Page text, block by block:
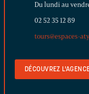
Du lundi au
02 52 35 12 89
tours@espaces-
DÉCOUVREZ